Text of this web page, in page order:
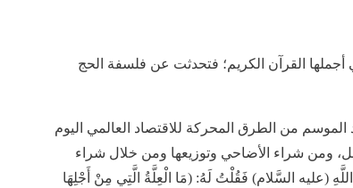
أجملها القرآن الكريم؛ فتحدثت عن فلسفة الحج
الموسم من الطرق المحركة للاقتصاد العالمي اليوم
ومن شراء الأضاحي وتوزيعها ومن خلال شراء
(عليه السَّلام) فَقُلْتُ لَهُ: (مَا الْعِلَّةُ الَّتِي مِنْ أَجْلِهَا